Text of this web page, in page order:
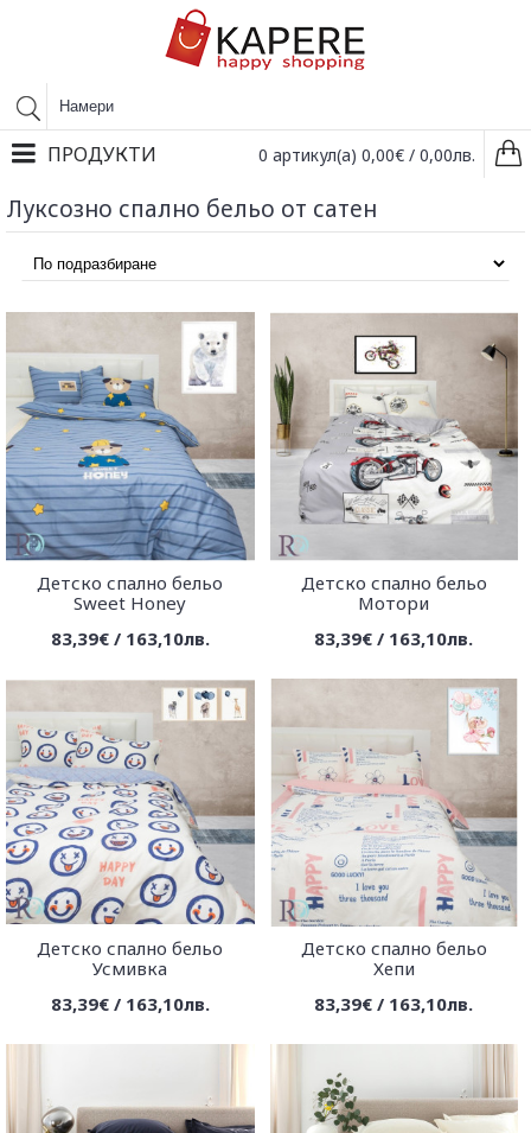
0 артикул(а) 0,00€ / 0,00лв.
ПРОДУКТИ
Луксозно спално бельо от сатен
Детско спално бельо
Sweet Honey
83,39€ / 163,10лв.
Детско спално бельо
Мотори
83,39€ / 163,10лв.
Детско спално бельо
Усмивка
83,39€ / 163,10лв.
Детско спално бельо
Хепи
83,39€ / 163,10лв.